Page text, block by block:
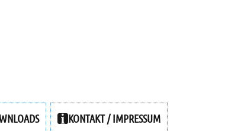
KONTAKT / IMPRESSUM